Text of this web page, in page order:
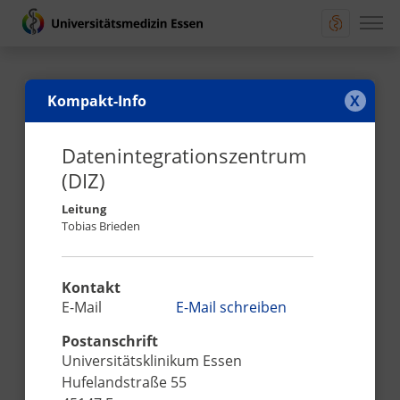
Kompakt-Info X
Datenintegrationszentrum
(DIZ)
Leitung
Tobias Brieden
Kontakt
E-Mail
E-Mail schreiben
Postanschrift
Universitätsklinikum Essen
Hufelandstraße 55
Hufelandstraße 55
45147 Essen
Telefon:
0201 723 0
Bewerbungen hier:
https://karriere.ume.de/job-finder/
Beauftragte(r) für Medizinproduktesicherheit:
mp-sicherheitsbeauftragte@uk-essen.de